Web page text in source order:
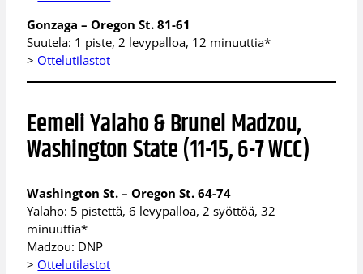
Gonzaga – Oregon St. 81-61
Suutela: 1 piste, 2 levypalloa, 12 minuuttia*
> Ottelutilastot
Eemeli Yalaho & Brunel Madzou,
Washington State (11-15, 6-7 WCC)
Washington St. – Oregon St. 64-74
Yalaho: 5 pistettä, 6 levypalloa, 2 syöttöä, 32
minuuttia*
Madzou: DNP
> Ottelutilastot